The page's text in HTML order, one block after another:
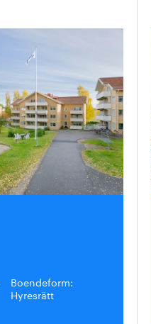
Boendeform:
Hyresrätt